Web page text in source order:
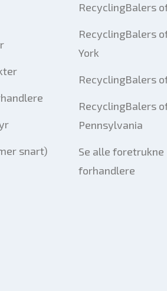
snart)
RecyclingBalers
RecyclingBalers
York
RecyclingBalers
RecyclingBalers
Pennsylvania
Se alle foretrukne
forhandlere